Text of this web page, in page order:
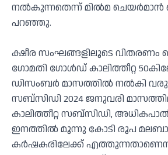
നല്‍കുന്നതെന്ന് മില്‍മ
പറഞ്ഞു.
ക്ഷീര സംഘങ്ങളിലൂടെ വിതരണം
ഗോമതി ഗോള്‍ഡ് കാലിത്തീറ്റ
ഡിസംബര്‍ മാസത്തില്‍ നല്‍കി
സബ്‌സിഡി 2024 ജനുവരി
കാലിത്തീറ്റ സബ്‌സിഡി,
ഇനത്തില്‍ മൂന്നു കോടി രൂപ
കര്‍ഷകരിലേക്ക്